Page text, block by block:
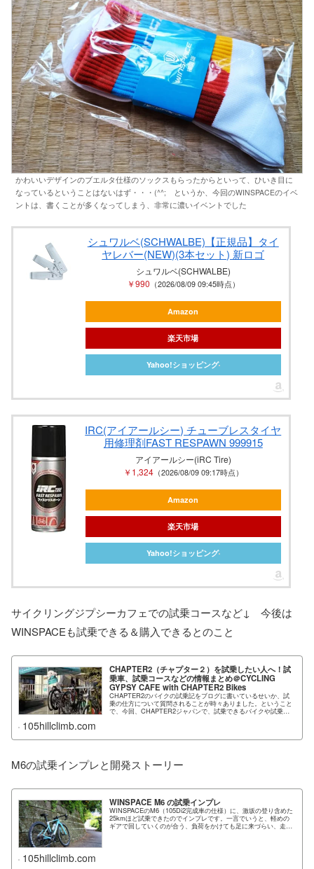
かわいいデザインのブエルタ仕様のソックスもらったからといって、ひいき目に
なっているということはないはず・・・(^^; というか、今回のWINSPACEのイベ
ントは、書くことが多くなってしまう、非常に濃いイベントでした
シュワルベ(SCHWALBE)【正規品】タイ
ヤレバー(NEW)(3本セット) 新ロゴ
シュワルベ(SCHWALBE)
￥990 （2026/08/09 09:45時点）
Amazon
楽天市場
Yahoo!ショッピング
IRC(アイアールシー) チューブレスタイヤ
用修理剤FAST RESPAWN 999915
アイアールシー(iRC Tire)
￥1,324（2026/08/09 09:17時点）
Amazon
楽天市場
Yahoo!ショッピング
サイクリングジプシーカフェでの試乗コースなど↓ 今後は
WINSPACEも試乗できる＆購入できるとのこと
CHAPTER2（チャプター２）を試乗したい人へ！試
乗車、試乗コースなどの情報まとめ＠CYCLING
GYPSY CAFE with CHAPTER2 Bikes
CHAPTER2のバイクの試乗記をブログに書いているせいか、試
乗の仕方について質問されることが時々ありました。ということ
で、今回、CHAPTER2ジャパンで、試乗できるバイクや試乗コ
105hillclimb.com
M6の試乗インプレと開発ストーリー
WINSPACE M6 の試乗インプレ
WINSPACEのM6（105Di2完成車の仕様）に、激坂の登り含めた
25kmほど試乗できたのでインプレです。一言でいうと、軽めの
ギアで回していくのが合う、負荷をかけても足に来づらい、走行
105hillclimb.com